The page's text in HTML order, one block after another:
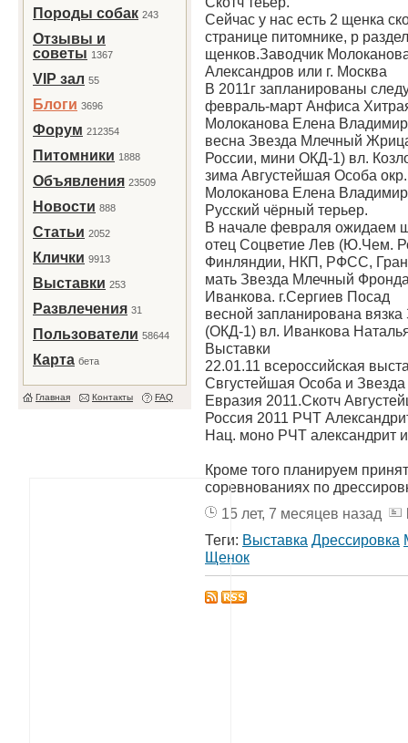
Породы собак 243
Отзывы и
советы 1367
VIP зал 55
Блоги 3696
Форум 212354
Питомники 1888
Объявления 23509
Новости 888
Статьи 2052
Клички 9913
Выставки 253
Развлечения 31
Пользователи 58644
Карта бета
Главная Контакты FAQ
Сейчас у нас есть 2 щенка
странице питомнике, р
щенков.Заводчик
Александров или г. Москва
В 2011г запланированы
февраль-март Анфиса
Молоканова Елена
весна Звезда Млечный
России, мини ОКД-1) вл.
зима Августейшая Особа
Молоканова Елена
Русский чёрный терьер.
В начале февраля ожидаем
отец Соцветие Лев (Ю.Чем.
Финляндии, НКП, РФСС,
мать Звезда Млечный
Иванкова. г.Сергиев Посад
весной запланирована
(ОКД-1) вл. Иванкова
Выставки
22.01.11 всероссийская
Свгустейшая Особа и
Евразия 2011.Скотч
Россия 2011 РЧТ
Нац. моно РЧТ александрит
Кроме того планируем
соревнованиях по
15 лет, 7 месяцев назад
Теги: Выставка Дрессировка
Щенок